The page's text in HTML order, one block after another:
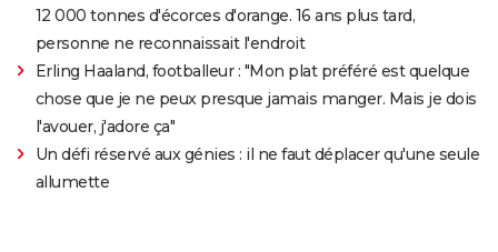
12 000 tonnes d'écorces d'orange. 16 ans plus tard,
personne ne reconnaissait l'endroit
Erling Haaland, footballeur : "Mon plat préféré est quelque
chose que je ne peux presque jamais manger. Mais je dois
l'avouer, j'adore ça"
Un défi réservé aux génies : il ne faut déplacer qu'une seule
allumette